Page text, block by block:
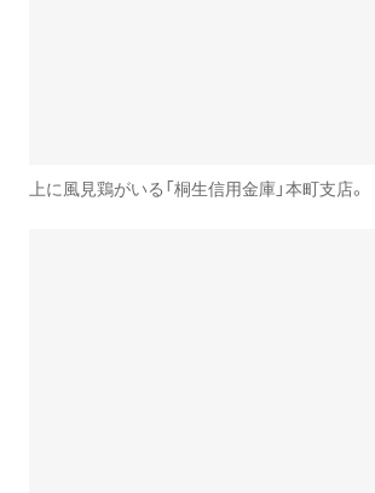
上に風見鶏がいる「桐生信用金庫」本町支店。